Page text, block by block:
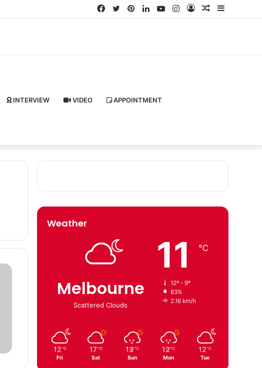
Random
Log
Instagram
YouTube
LinkedIn
Pinterest
Twitter
Facebook
INTERVIEW VIDEO APPOINTMENT
Weather
Melbourne
Scattered Clouds
11 ℃
12º - 9º
83%
2.16 km/h
12 ℃
Fri
17 ℃
Sat
13 ℃
Sun
12 ℃
Mon
12 ℃
Tue